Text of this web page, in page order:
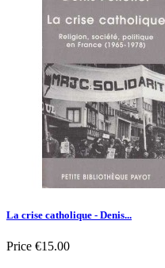
La crise catholique - Denis...
Price €15.00